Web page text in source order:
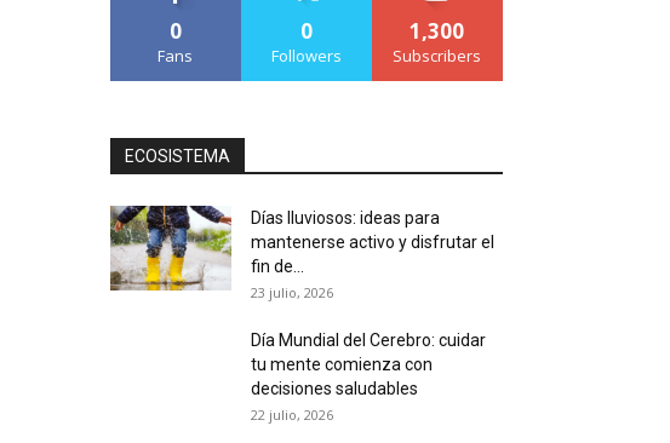
0
Fans
0
Followers
1,300
Subscribers
ECOSISTEMA
Días lluviosos: ideas para
mantenerse activo y disfrutar el
fin de...
23 julio, 2026
Día Mundial del Cerebro: cuidar
tu mente comienza con
decisiones saludables
22 julio, 2026